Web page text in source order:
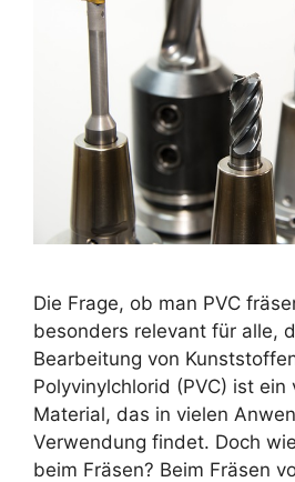
Die Frage, ob man PVC
besonders relevant für alle,
Bearbeitung von
Polyvinylchlorid (PVC) ist ein
Material, das in vielen
Verwendung findet. Doch
beim Fräsen? Beim Fräsen